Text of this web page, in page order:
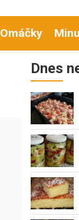
Omáčky
Dnes